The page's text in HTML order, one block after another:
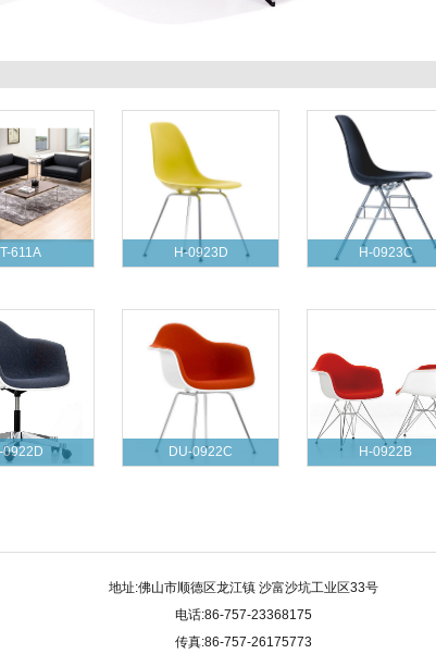
611A H-0923D H-0923C
0922D DU-0922C H-0922B
地址:佛山市顺德区龙江镇 沙富沙坑工业区33号
电话:86-757-23368175
传真:86-757-26175773